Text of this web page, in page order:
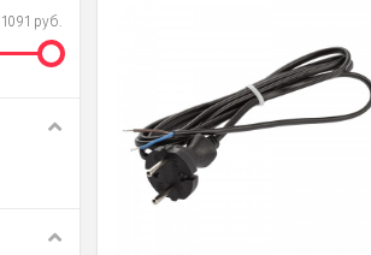
1091 руб.